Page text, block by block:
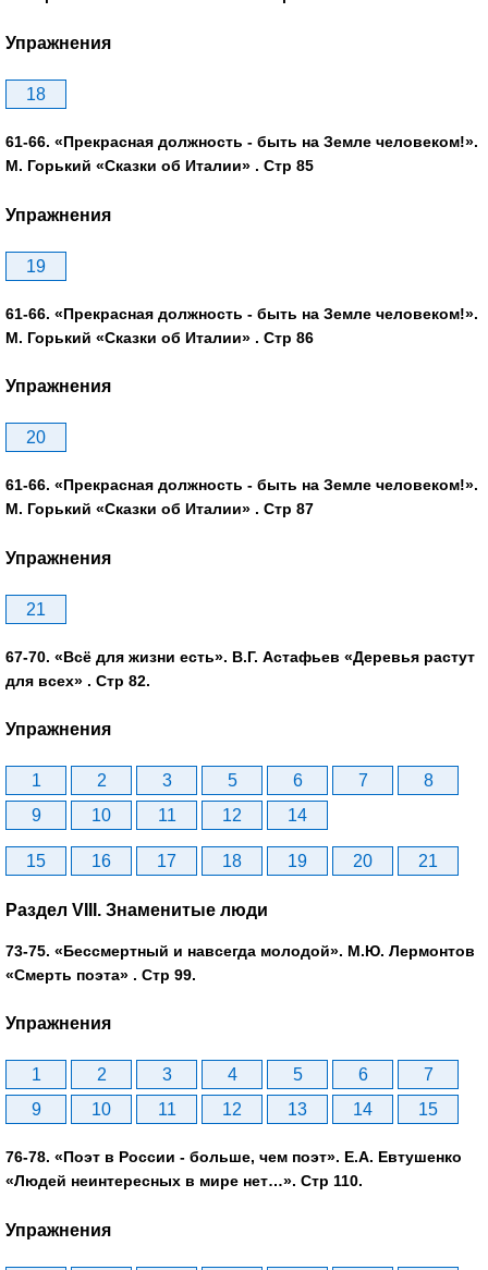
Упражнения
18
61-66. «Прекрасная должность - быть на Земле человеком!».
М. Горький «Сказки об Италии» . Стр 85
Упражнения
19
61-66. «Прекрасная должность - быть на Земле человеком!».
М. Горький «Сказки об Италии» . Стр 86
Упражнения
20
61-66. «Прекрасная должность - быть на Земле человеком!».
М. Горький «Сказки об Италии» . Стр 87
Упражнения
21
67-70. «Всё для жизни есть». В.Г. Астафьев «Деревья растут
для всех» . Стр 82.
Упражнения
1 2 3 5 6 7
8
9
10 11 12 14
15 16 17 18 19 20 21
Раздел VIII. Знаменитые люди
73-75. «Бессмертный и навсегда молодой». М.Ю. Лермонтов
«Смерть поэта» . Стр 99.
Упражнения
1 2 3 4 5 6
7
9
10 11 12 13 14 15
76-78. «Поэт в России - больше, чем поэт». E.А. Евтушенко
«Людей неинтересных в мире нет…». Стр 110.
Упражнения